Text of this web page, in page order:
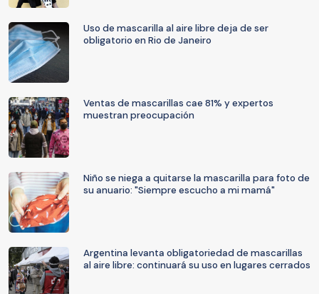
Uso de mascarilla al aire libre deja de ser
obligatorio en Rio de Janeiro
Ventas de mascarillas cae 81% y expertos
muestran preocupación
Niño se niega a quitarse la mascarilla para foto de
su anuario: "Siempre escucho a mi mamá"
Argentina levanta obligatoriedad de mascarillas
al aire libre: continuará su uso en lugares cerrados